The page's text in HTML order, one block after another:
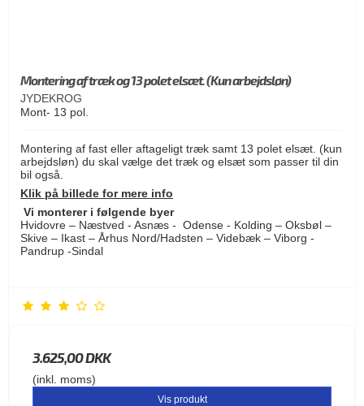
Montering af træk og 13 polet elsæt. (Kun arbejdsløn)
JYDEKROG
Mont- 13 pol.
Montering af fast eller aftageligt træk samt 13 polet elsæt. (kun
arbejdsløn) du skal vælge det træk og elsæt som passer til din
bil også.
Klik på billede for mere info
Vi monterer i følgende byer
Hvidovre – Næstved - Asnæs - Odense - Kolding – Oksbøl –
Skive – Ikast – Århus Nord/Hadsten – Videbæk – Viborg -
Pandrup -Sindal
3.625,00 DKK
(inkl. moms)
Vis produkt